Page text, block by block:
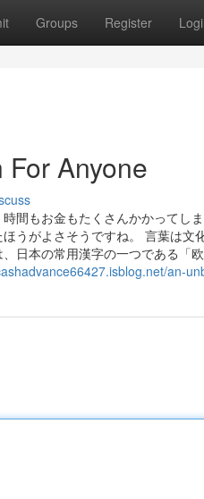
Groups Register
Anyone
間もお金もたくさんかかってし
うがよさそうですね。 言葉は
日本の常用漢字の一つである「
an-